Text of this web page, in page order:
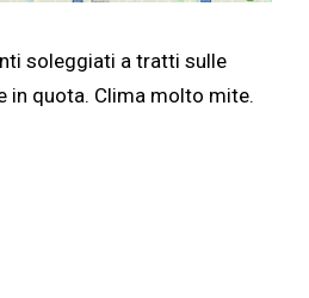
soleggiati a tratti sulle
in quota. Clima molto mite.